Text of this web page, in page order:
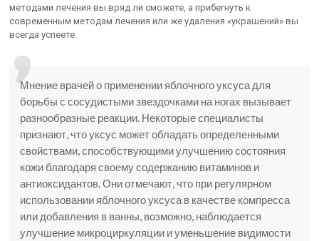
методами лечения вы вряд ли сможете, а прибегнуть к
современным методам лечения или же удаления «украшений» вы
всегда успеете.
Мнение врачей о применении яблочного уксуса для
борьбы с сосудистыми звездочками на ногах вызывает
разнообразные реакции. Некоторые специалисты
признают, что уксус может обладать определенными
свойствами, способствующими улучшению состояния
кожи благодаря своему содержанию витаминов и
антиоксидантов. Они отмечают, что при регулярном
использовании яблочного уксуса в качестве компресса
или добавления в ванны, возможно, наблюдается
улучшение микроциркуляции и уменьшение видимости